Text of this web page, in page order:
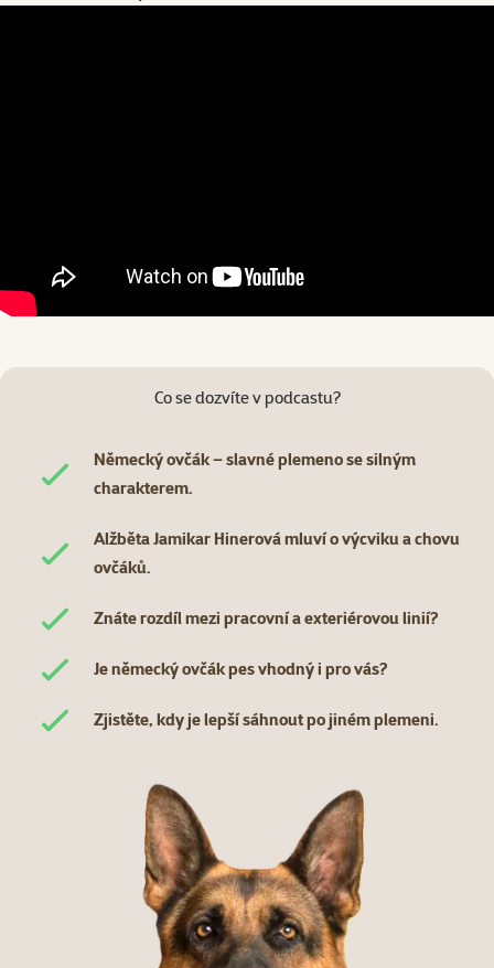
Co se dozvíte v podcastu?
Německý ovčák – slavné plemeno se silným
charakterem.
Alžběta Jamikar Hinerová mluví o výcviku a chovu
ovčáků.
Znáte rozdíl mezi pracovní a exteriérovou linií?
Je německý ovčák pes vhodný i pro vás?
Zjistěte, kdy je lepší sáhnout po jiném plemeni.